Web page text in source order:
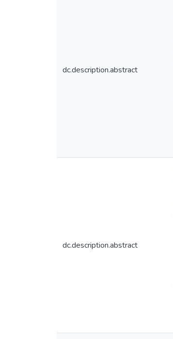
dc.description.abstract
dc.description.abstract